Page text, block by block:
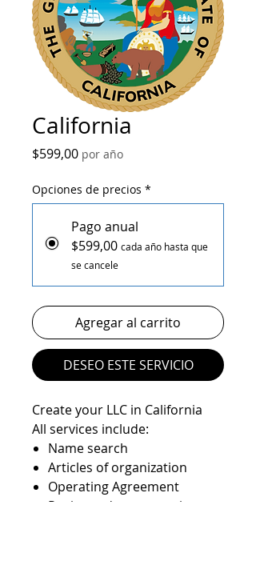
California
$599,00Precio
por año
Opciones de precios *
Pago anual
$599,00 cada año hasta que
se cancele
Agregar al carrito
DESEO ESTE SERVICIO
Create your LLC in California
All services include:
Name search
Articles of organization
Operating Agreement
Registered agent service